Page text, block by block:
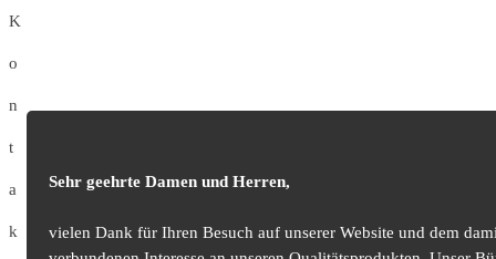
K
o
n
t
a
k
Sehr geehrte Damen und Herren,
vielen Dank für Ihren Besuch auf unserer Website und dem